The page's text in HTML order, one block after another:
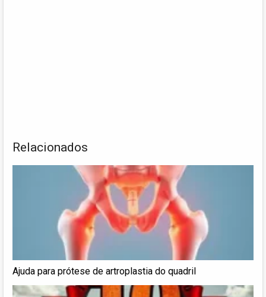
Relacionados
Ajuda para prótese de artroplastia do quadril